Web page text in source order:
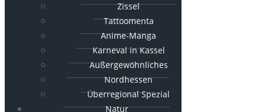
Zissel
Tattoomenta
Anime-Manga
Karneval in Kassel
Außergewöhnliches
Nordhessen
Überregional Spezial
Natur